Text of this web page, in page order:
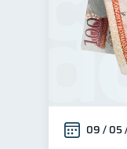
09 / 05